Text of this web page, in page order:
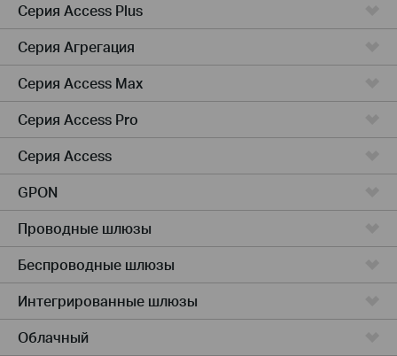
Серия Access Plus
Серия Агрегация
Серия Access Max
Серия Access Pro
Серия Access
GPON
Проводные шлюзы
Беспроводные шлюзы
Интегрированные шлюзы
Облачный